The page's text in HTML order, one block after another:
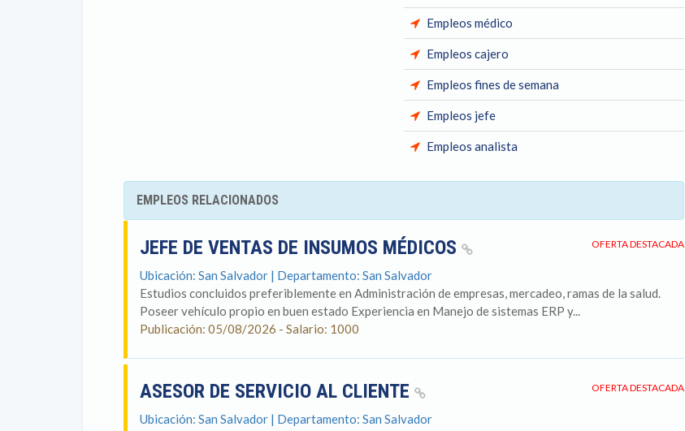
Empleos médico
Empleos cajero
Empleos fines de semana
Empleos jefe
Empleos analista
EMPLEOS RELACIONADOS
OFERTA DESTACADA
JEFE DE VENTAS DE INSUMOS MÉDICOS
Ubicación: San Salvador | Departamento: San Salvador
Estudios concluidos preferiblemente en Administración de empresas, mercadeo, ramas de la salud.
Poseer vehículo propio en buen estado Experiencia en Manejo de sistemas ERP y...
Publicación: 05/08/2026 - Salario: 1000
OFERTA DESTACADA
ASESOR DE SERVICIO AL CLIENTE
Ubicación: San Salvador | Departamento: San Salvador